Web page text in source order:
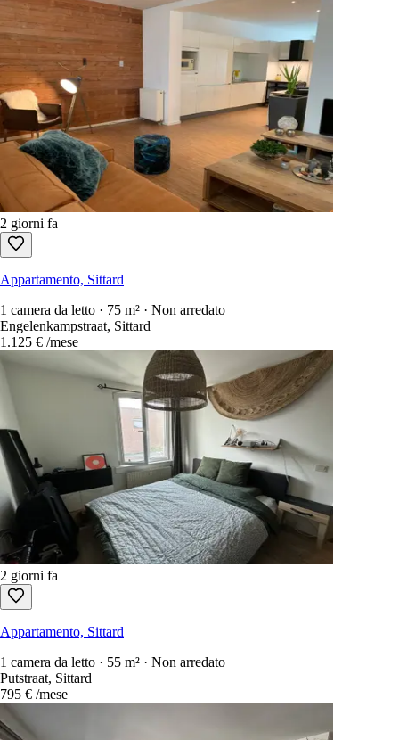
2 giorni fa
Appartamento, Sittard
1 camera da letto · 75 m² · Non arredato
Engelenkampstraat, Sittard
1.125 € /mese
2 giorni fa
Appartamento, Sittard
1 camera da letto · 55 m² · Non arredato
Putstraat, Sittard
795 € /mese